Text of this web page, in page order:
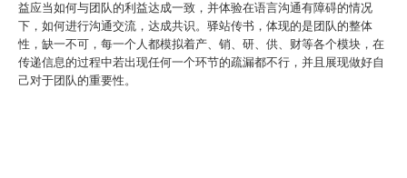
益应当如何与团队的利益达成一致，并体验在语言沟通有障碍的情况
下，如何进行沟通交流，达成共识。驿站传书，体现的是团队的整体
性，缺一不可，每一个人都模拟着产、销、研、供、财等各个模块，在
传递信息的过程中若出现任何一个环节的疏漏都不行，并且展现做好自
己对于团队的重要性。